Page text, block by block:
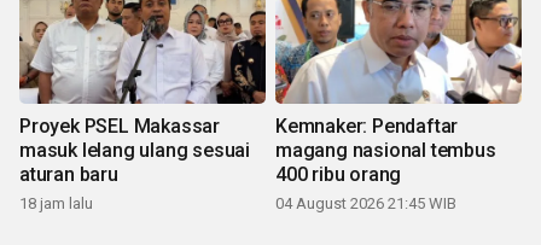
Proyek PSEL Makassar
masuk lelang ulang sesuai
aturan baru
18 jam lalu
Kemnaker: Pendaftar
magang nasional tembus
400 ribu orang
04 August 2026 21:45 WIB